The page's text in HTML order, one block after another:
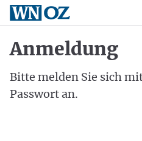
Anmeldung
Bitte melden Sie sich
Passwort an.